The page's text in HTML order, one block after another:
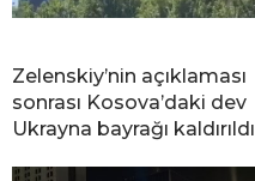
Zelenskiy’nin açıklaması
sonrası Kosova’daki dev
Ukrayna bayrağı kaldırıldı